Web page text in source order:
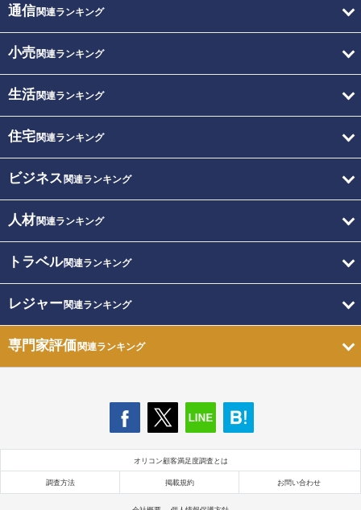
通信関連ランキング
小売関連ランキング
生活関連ランキング
住宅関連ランキング
ビジネス 関連ランキング
人材関連ランキング
トラベル関連ランキング
レジャー関連ランキング
専門家評価関連ランキング
オリコン顧客満足度調査とは
調査方法 掲載規約 お問い合わせ